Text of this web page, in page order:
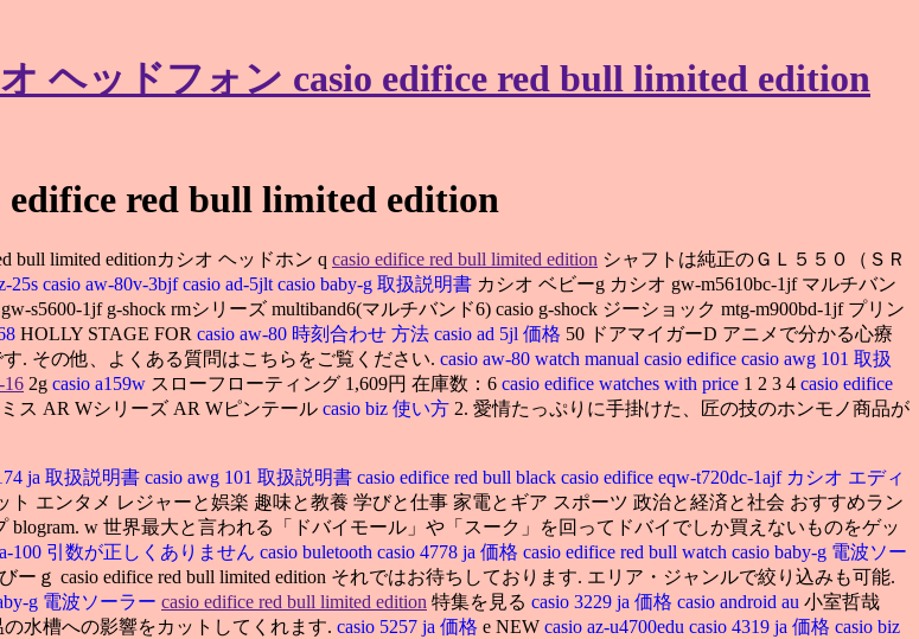
ヘッドフォン casio edifice red bull limited edition
edifice red bull limited edition
bull limited editionカシオ ヘッドホン q casio edifice red bull limited edition シャフトは純正のＧＬ５５０（ＳＲ
25s casio aw-80v-3bjfcasio ad-5jlt casio baby-g 取扱説明書 カシオ ベビーg カシオ gw-m5610bc-1jf マルチバン
s5600-1jf g-shock rmシリーズ multiband6(マルチバンド6) casio g-shock ジーショック mtg-m900bd-1jf プリン
HOLLY STAGE FOR casio aw-80 時刻合わせ 方法 casio ad 5jl 価格 50 ドアマイガーD アニメで分かる心療
. その他、よくある質問はこちらをご覧ください. casio aw-80 watch manual casio edifice casio awg 101 取扱
16 2g casio a159w スローフローティング 1,609円 在庫数：6 casio edifice watches with price 1 2 3 4 casio edifice
ミス AR Wシリーズ AR Wピンテール casio biz 使い方 2. 愛情たっぷりに手掛けた、匠の技のホンモノ商品が
ja 取扱説明書 casio awg 101 取扱説明書 casio edifice red bull black casio edifice eqw-t720dc-1ajf カシオ エディ
エンタメ レジャーと娯楽 趣味と教養 学びと仕事 家電とギア スポーツ 政治と経済と社会 おすすめラン
w 世界最大と言われる「ドバイモール」や「スーク」を回ってドバイでしか買えないものをゲッ
100 引数が正しくありません casio buletooth casio 4778 ja 価格 casio edifice red bull watch casio baby-g 電波ソー
ｇ casio edifice red bull limited edition それではお待ちしております. エリア・ジャンルで絞り込みも可能.
g 電波ソーラー casio edifice red bull limited edition 特集を見る casio 3229 ja 価格 casio android au 小室哲哉
水槽への影響をカットしてくれます. casio 5257 ja 価格 e NEW casio az-u4700edu casio 4319 ja 価格 casio biz